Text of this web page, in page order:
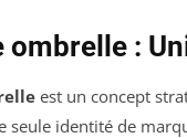
ombrelle :
est un concept
seule identité de